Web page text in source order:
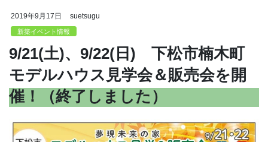
2019年9月17日 suetsugu
新築イベント情報
9/21(土)、9/22(日) 下松市楠木町
モデルハウス見学会＆販売会を開
催！（終了しました）